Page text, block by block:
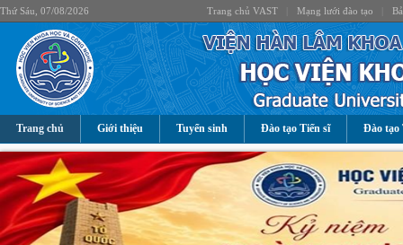
Thứ Sáu, 07/08/2026 Trang chủ VAST Mạng lưới đào tạo
Trang chủ Giới thiệu Tuyển sinh Đào tạo Tiến sĩ Đào tạo